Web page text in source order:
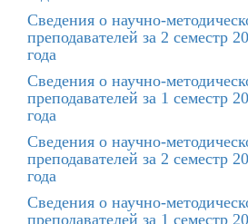
Сведения о научно-
преподавателей за 2 семестр
года
Сведения о научно-
преподавателей за 1 семестр
года
Сведения о научно-
преподавателей за 2 семестр
года
Сведения о научно-
преподавателей за 1 семестр